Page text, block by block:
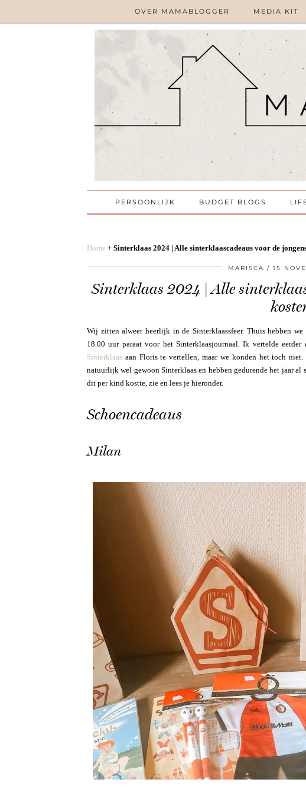
OVER MAMABLOGGER MEDIA KIT
PERSOONLIJK BUDGET BLOGS
Home + Sinterklaas 2024 | Alle sinterklaascadeaus voor de
MARISCA 15
Sinterklaas 2024 | Alle
Wij zitten alweer heerlijk in de Sinterklaassfeer. Thuis hebben
18.00 uur paraat voor het Sinterklaasjournaal. Ik vertelde
Sinterklaas aan Floris te vertellen, maar we konden het toch
natuurlijk wel gewoon Sinterklaas en hebben gedurende het jaar al
dit per kind kostte, zie en lees je hieronder.
Schoencadeaus
Milan